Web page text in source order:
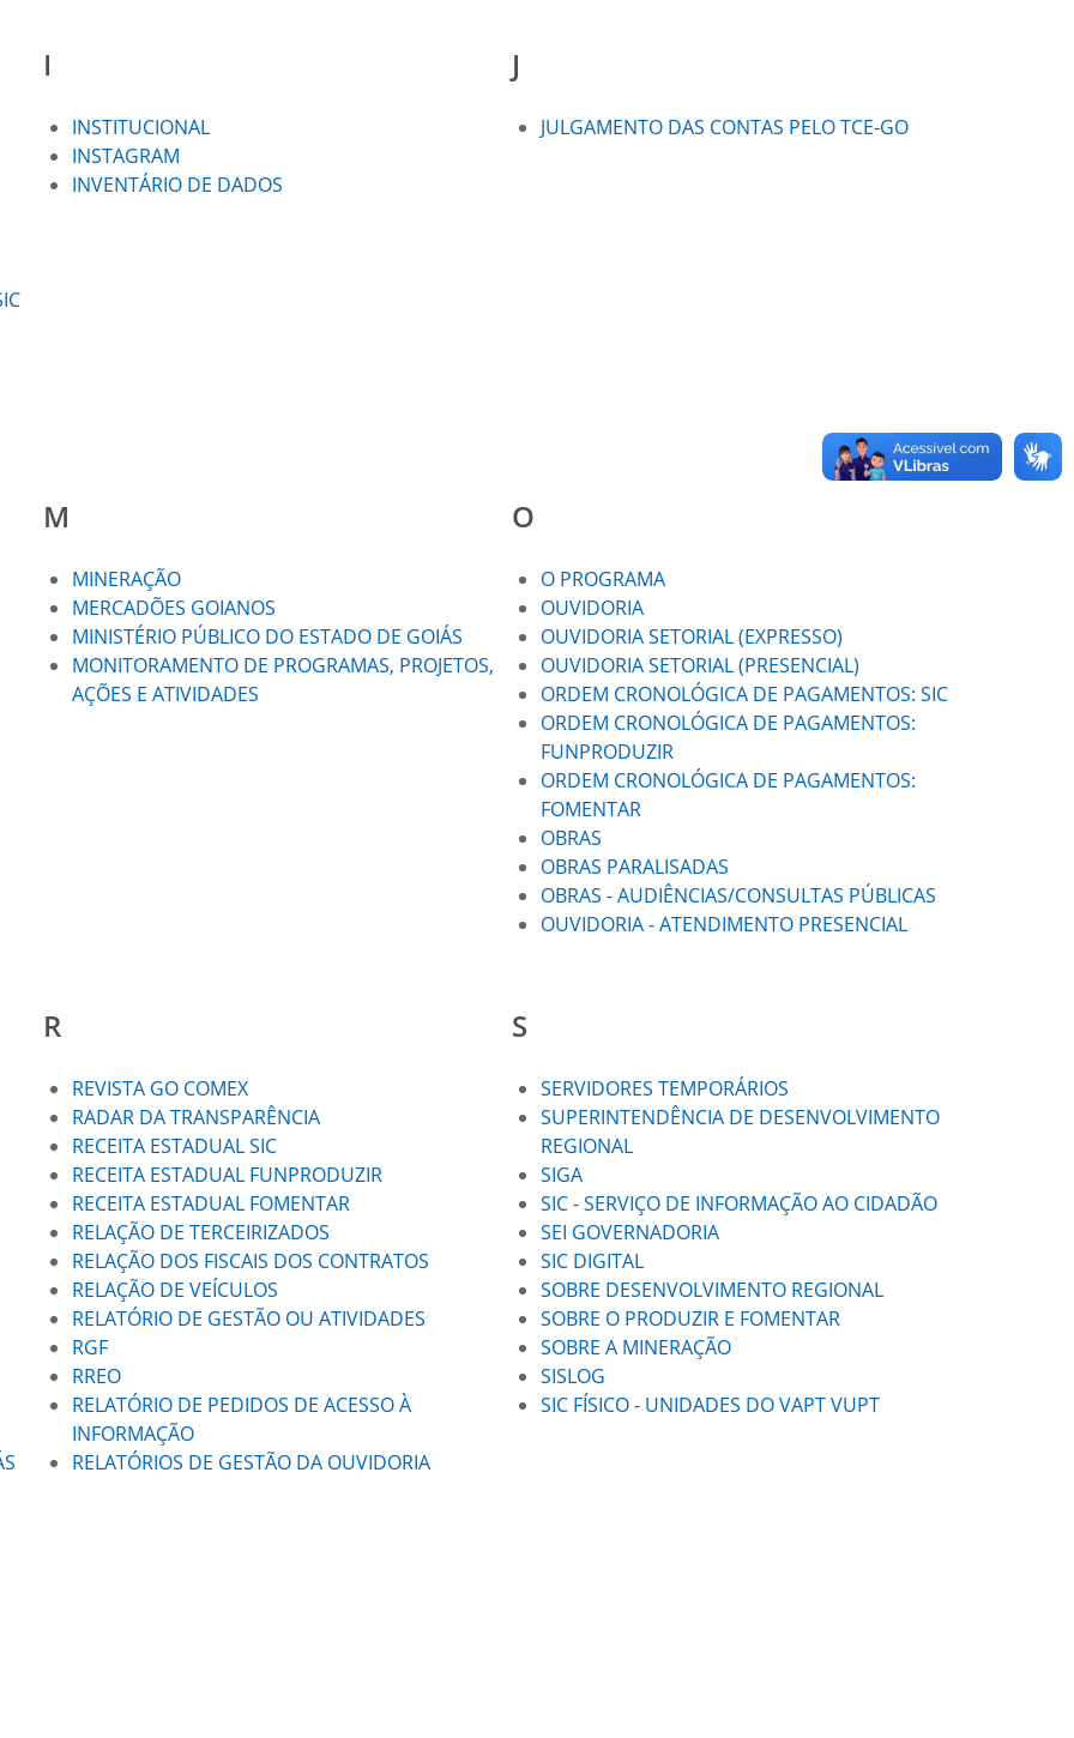
I
INSTITUCIONAL
INSTAGRAM
INVENTÁRIO DE DADOS
J
JULGAMENTO DAS CONTAS PELO TCE-GO
M
MINERAÇÃO
MERCADÕES GOIANOS
MINISTÉRIO PÚBLICO DO ESTADO DE GOIÁS
MONITORAMENTO DE PROGRAMAS, PROJETOS,
AÇÕES E ATIVIDADES
O
O PROGRAMA
OUVIDORIA
OUVIDORIA SETORIAL (EXPRESSO)
OUVIDORIA SETORIAL (PRESENCIAL)
ORDEM CRONOLÓGICA DE PAGAMENTOS: SIC
ORDEM CRONOLÓGICA DE PAGAMENTOS:
FUNPRODUZIR
ORDEM CRONOLÓGICA DE PAGAMENTOS:
FOMENTAR
OBRAS
OBRAS PARALISADAS
OBRAS - AUDIÊNCIAS/CONSULTAS PÚBLICAS
OUVIDORIA - ATENDIMENTO PRESENCIAL
R
REVISTA GO COMEX
RADAR DA TRANSPARÊNCIA
RECEITA ESTADUAL SIC
RECEITA ESTADUAL FUNPRODUZIR
RECEITA ESTADUAL FOMENTAR
RELAÇÃO DE TERCEIRIZADOS
RELAÇÃO DOS FISCAIS DOS CONTRATOS
RELAÇÃO DE VEÍCULOS
RELATÓRIO DE GESTÃO OU ATIVIDADES
RGF
RREO
RELATÓRIO DE PEDIDOS DE ACESSO À
INFORMAÇÃO
RELATÓRIOS DE GESTÃO DA OUVIDORIA
S
SERVIDORES TEMPORÁRIOS
SUPERINTENDÊNCIA DE DESENVOLVIMENTO
REGIONAL
SIGA
SIC - SERVIÇO DE INFORMAÇÃO AO CIDADÃO
SEI GOVERNADORIA
SIC DIGITAL
SOBRE DESENVOLVIMENTO REGIONAL
SOBRE O PRODUZIR E FOMENTAR
SOBRE A MINERAÇÃO
SISLOG
SIC FÍSICO - UNIDADES DO VAPT VUPT